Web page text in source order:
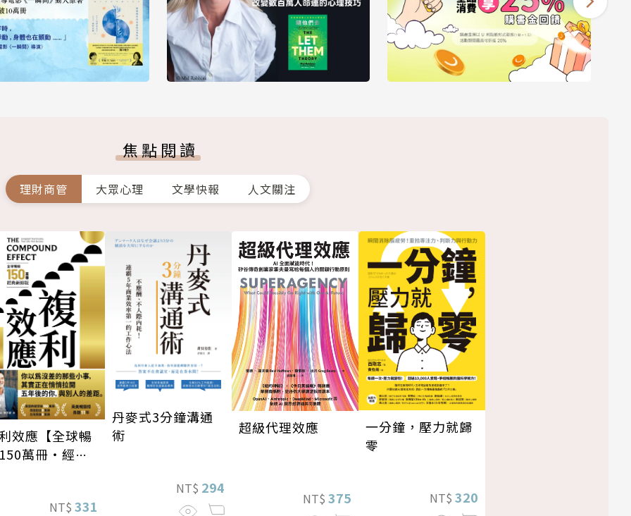
焦點閱讀
理財商管 大眾心理 文學快報 人文關注
效應【全球暢
萬冊・經典
NT$ 331
丹麥式3分鐘溝通
術
NT$ 294
超級代理效應
NT$ 375
一分鐘，壓力就歸
零
NT$ 320